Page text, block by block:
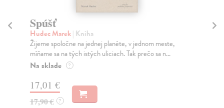
Spúšť
Hudec Marek| Kniha
Žijeme spoločne na jednej planéte, v jednom meste,
míňame sa na tých istých uliciach. Tak prečo sa n...
Na sklade ?
17,01 €
17,90 € ?